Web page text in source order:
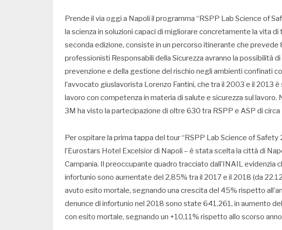
Prende il via oggi a Napoli il programma “RSPP Lab Science of
la scienza in soluzioni capaci di migliorare concretamente la vita di
seconda edizione, consiste in un percorso itinerante che prevede
professionisti Responsabili della Sicurezza avranno la possibilità
prevenzione e della gestione del rischio negli ambienti confinati
l’avvocato giuslavorista Lorenzo Fantini, che tra il 2003 e il 2013
lavoro con competenza in materia di salute e sicurezza sul
3M ha visto la partecipazione di oltre 630 tra RSPP e ASP di
Per ospitare la prima tappa del tour “RSPP Lab Science of
l’Eurostars Hotel Excelsior di Napoli – è stata scelta la città di
Campania. Il preoccupante quadro tracciato dall’INAIL evidenzia
infortunio sono aumentate del 2,85% tra il 2017 e il 2018 (da
avuto esito mortale, segnando una crescita del 45% rispetto
denunce di infortunio nel 2018 sono state 641.261, in aumento
con esito mortale, segnando un +10,11% rispetto allo scorso